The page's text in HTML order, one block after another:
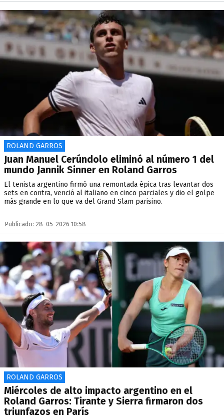
ROLAND GARROS
Juan Manuel Cerúndolo eliminó al número 1 del
mundo Jannik Sinner en Roland Garros
El tenista argentino firmó una remontada épica tras levantar dos
sets en contra, venció al italiano en cinco parciales y dio el golpe
más grande en lo que va del Grand Slam parisino.
Publicado: 28-05-2026 10:58
ROLAND GARROS
Miércoles de alto impacto argentino en el
Roland Garros: Tirante y Sierra firmaron dos
triunfazos en París